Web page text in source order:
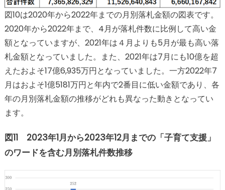
図10は2020年から2022年までの月別落札金額の図表です。
2020年から2022年まで、4月が落札件数に比例して高い金
額となっていますが、2021年は４月よりも5月が最も高い落
札金額となっていました。また、2021年は7月にも10億を超
えたおよそ17億6,935万円となっていました。一方2022年7
月はおよそ1億5181万円と年内で2番目に低い金額であり、各
年の月別落札金額の推移がどれも異なった動きとなってい
ます。
図11 2023年1月から2023年12月までの「子育て支援」
のワードを含む月別落札件数推移